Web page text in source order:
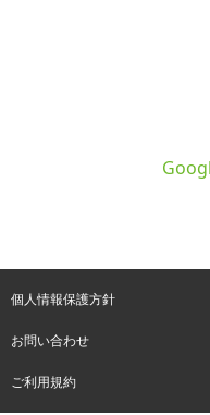
個人情報保護方針
お問い合わせ
ご利用規約